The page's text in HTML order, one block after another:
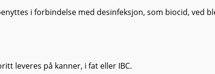
i forbindelse med desinfeksjon, som biocid, ved
leveres på kanner, i fat eller IBC.